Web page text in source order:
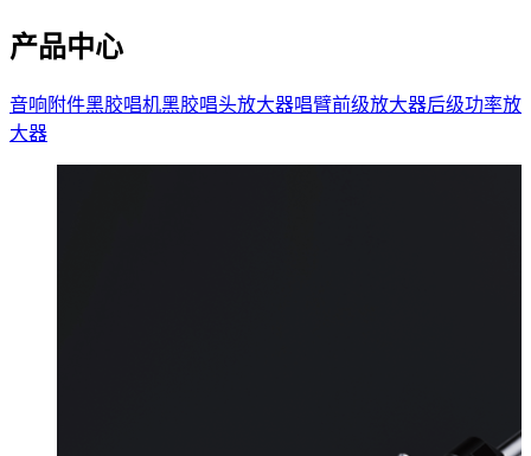
产品中心
音响附件黑胶唱机黑胶唱头放大器唱臂前级放大器后级功率放
大器